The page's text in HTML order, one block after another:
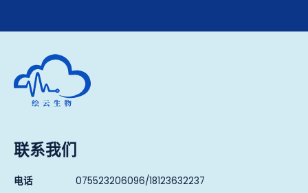
深圳市绘云生物科技有限公司
联系我们
电话 075523206096/18123632237